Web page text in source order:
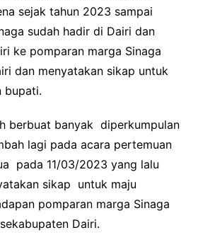
sejak tahun 2023 sampai
sudah hadir di Dairi dan
ke pomparan marga Sinaga
dan menyatakan sikap untuk
bupati.
berbuat banyak diperkumpulan
lagi pada acara pertemuan
pada 11/03/2023 yang lalu
sikap untuk maju
pomparan marga Sinaga
Dairi.